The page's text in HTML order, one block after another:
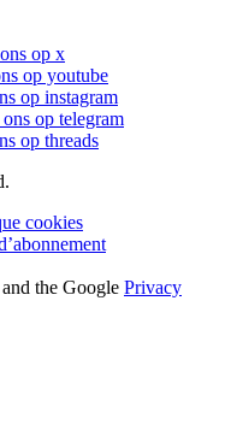
op x
op youtube
op instagram
op telegram
op threads
cookies
the Google Privacy